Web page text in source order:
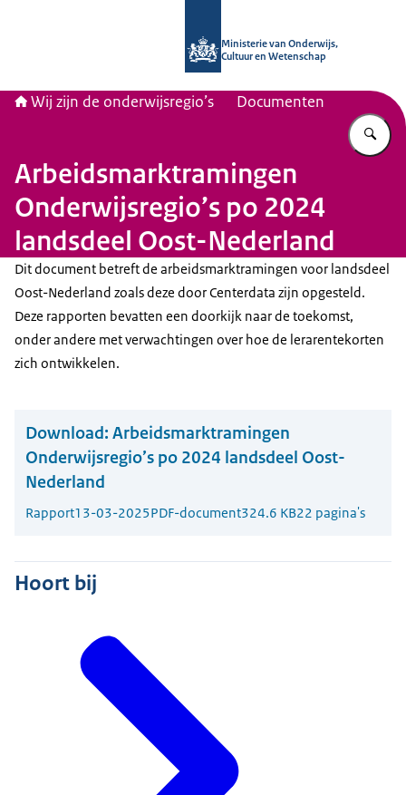
Ministerie van Onderwijs,
Cultuur en Wetenschap
Wij zijn de onderwijsregio’s Documenten
Arbeidsmarktramingen
Onderwijsregio’s po 2024
landsdeel Oost-Nederland
Dit document betreft de arbeidsmarktramingen voor landsdeel
Oost-Nederland zoals deze door Centerdata zijn opgesteld.
Deze rapporten bevatten een doorkijk naar de toekomst,
onder andere met verwachtingen over hoe de lerarentekorten
zich ontwikkelen.
Download: Arbeidsmarktramingen
Onderwijsregio’s po 2024 landsdeel Oost-
Nederland
Rapport13-03-2025PDF-document324.6 KB22 pagina's
Hoort bij